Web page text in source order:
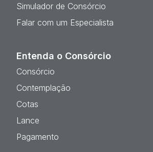
Simulador de Consórcio
Falar com um Especialista
Entenda o Consórcio
Consórcio
Contemplação
Cotas
Lance
Pagamento